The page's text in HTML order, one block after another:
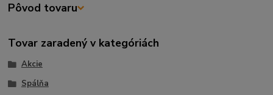
Pôvod tovaru
Tovar zaradený v kategóriách
Akcie
Spálňa